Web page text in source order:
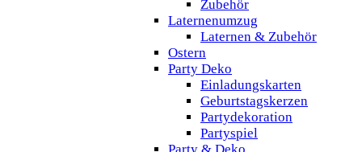
Zubehör
Laternenumzug
Laternen & Zubehör
Ostern
Party Deko
Einladungskarten
Geburtstagskerzen
Partydekoration
Partyspiel